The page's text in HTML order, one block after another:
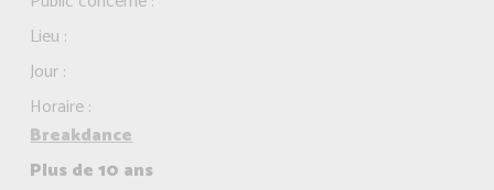
Lieu :
Jour :
Horaire :
Breakdance
Plus de 10 ans